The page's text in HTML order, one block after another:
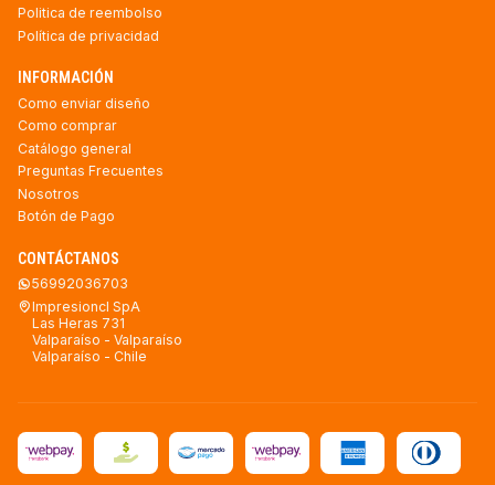
Politica de reembolso
Política de privacidad
INFORMACIÓN
Como enviar diseño
Como comprar
Catálogo general
Preguntas Frecuentes
Nosotros
Botón de Pago
CONTÁCTANOS
56992036703
Impresioncl SpA
Las Heras 731
Valparaíso - Valparaíso
Valparaíso - Chile